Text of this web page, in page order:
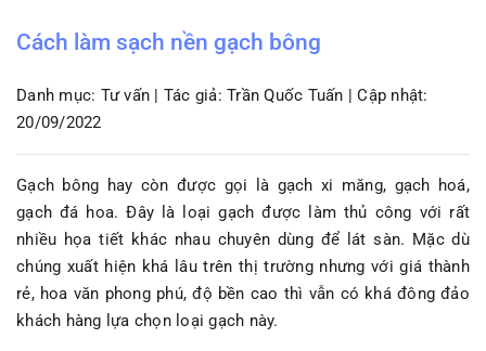
Cách làm sạch nền gạch bông
Danh mục: Tư vấn | Tác giả: Trần Quốc Tuấn | Cập nhật:
20/09/2022
Gạch bông hay còn được gọi là gạch xi măng, gạch hoá,
gạch đá hoa. Đây là loại gạch được làm thủ công với rất
nhiều họa tiết khác nhau chuyên dùng để lát sàn. Mặc dù
chúng xuất hiện khá lâu trên thị trường nhưng với giá thành
rẻ, hoa văn phong phú, độ bền cao thì vẫn có khá đông đảo
khách hàng lựa chọn loại gạch này.